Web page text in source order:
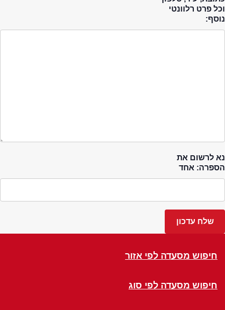
וכל פרט רלוונטי
נוסף:
נא לרשום את
הספרה: אחד
חיפוש מסעדה לפי אזור
חיפוש מסעדה לפי סוג